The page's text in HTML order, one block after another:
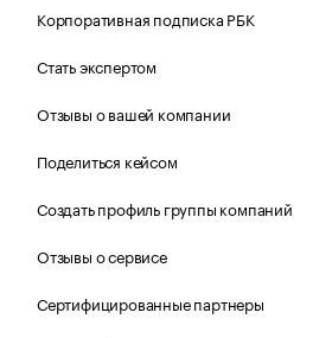
Корпоративная подписка РБК
Стать экспертом
Отзывы о вашей компании
Поделиться кейсом
Создать профиль группы компаний
Отзывы о сервисе
Сертифицированные партнеры